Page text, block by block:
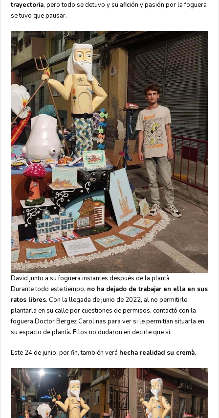
trayectoria, pero todo se detuvo y su afición y pasión por la foguera
se tuvo que pausar.
David junto a su foguera instantes después de la plantà
Durante todo este tiempo, no ha dejado de trabajar en ella en sus
ratos libres. Con la llegada de junio de 2022, al no permitirle
plantarla en su calle por cuestiones de permisos, contactó con la
foguera Doctor Bergez Carolinas para ver si le permitían situarla en
su espacio de plantà. Ellos no dudaron en decirle que sí.
Este 24 de junio, por fin, también verá hecha realidad su cremà.